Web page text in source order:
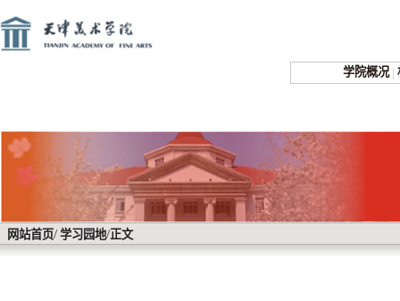
学院概况 |
网站首页/ 学习园地/正文